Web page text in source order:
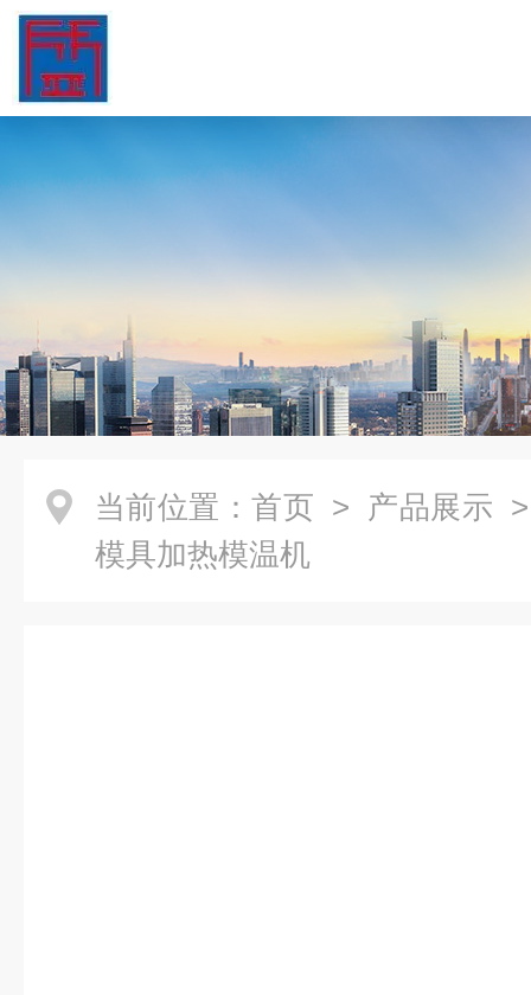
当前位置： 首页 > 产品展示
模具加热模温机